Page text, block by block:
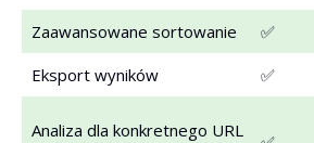
Zaawansowane sortowanie
✅
Eksport wyników
✅
Analiza dla konkretnego URL